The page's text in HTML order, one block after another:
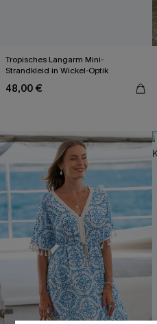
Tropisches Langarm Mini-
Strandkleid in Wickel-Optik
48,00 €